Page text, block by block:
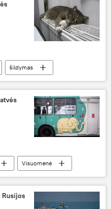
šildymas
Visuomenė
Rusijos